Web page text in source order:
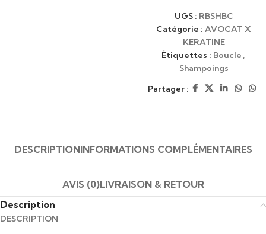
UGS : RBSHBC
Catégorie : AVOCAT X
KERATINE
Étiquettes : Boucle ,
Shampoings
Partager :
DESCRIPTIONINFORMATIONS COMPLÉMENTAIRES
AVIS (0)LIVRAISON & RETOUR
Description
DESCRIPTION